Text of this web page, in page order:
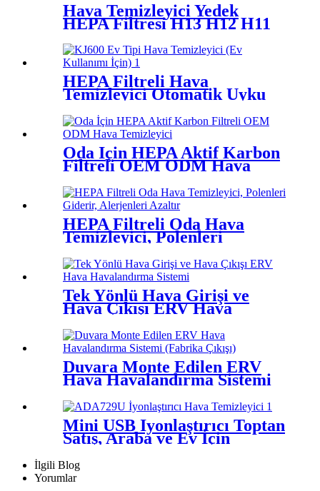
Hava Temizleyici Yedek
HEPA Filtresi H13 H12 H11
HEPA Filtreli Hava
Temizleyici Otomatik Uyku
Hava Temizleyici
Oda İçin HEPA Aktif Karbon
Filtreli OEM ODM Hava
HEPA Filtreli Oda Hava
Temizleyici, Polenleri
Tek Yönlü Hava Girişi ve
Hava Çıkışı ERV Hava
Duvara Monte Edilen ERV
Hava Havalandırma Sistemi
Mini USB İyonlaştırıcı Toptan
Satış, Araba ve Ev İçin
Taşınabilir Hava Temizleyici
İlgili Blog
Yorumlar